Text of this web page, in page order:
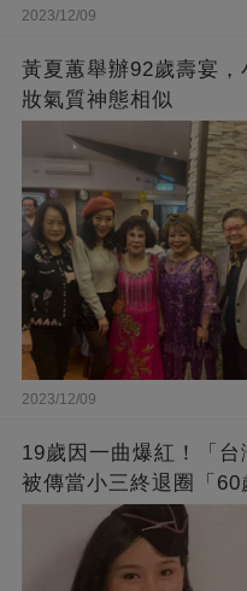
2023/12/09
黃夏蕙舉辦92歲壽宴
妝氣質神態相似
2023/12/09
19歲因一曲爆紅！「
被傳當小三終退圈「